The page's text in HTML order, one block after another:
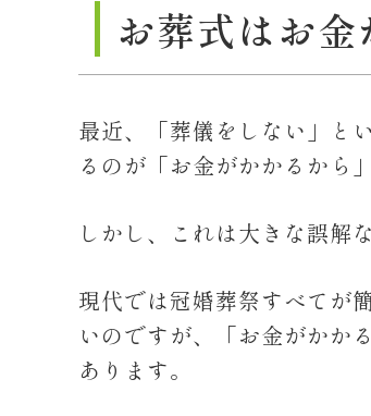
お葬式はお
最近、「葬儀をしない」と
るのが「お金がかかるから
しかし、これは大きな誤解
現代では冠婚葬祭すべてが
いのですが、「お金がかか
あります。